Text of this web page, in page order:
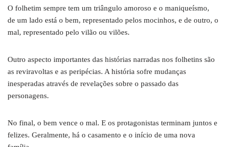
O folhetim sempre tem um triângulo amoroso e o maniqueísmo,
de um lado está o bem, representado pelos mocinhos, e de outro, o
mal, representado pelo vilão ou vilões.
Outro aspecto importantes das histórias narradas nos folhetins são
as reviravoltas e as peripécias. A história sofre mudanças
inesperadas através de revelações sobre o passado das
personagens.
No final, o bem vence o mal. E os protagonistas terminam juntos e
felizes. Geralmente, há o casamento e o início de uma nova